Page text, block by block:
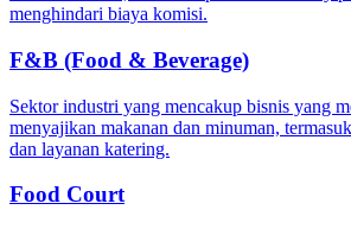
menghindari biaya komisi.
F&B (Food & Beverage)
Sektor industri yang mencakup bisnis yang
menyajikan makanan dan minuman,
dan layanan katering.
Food Court